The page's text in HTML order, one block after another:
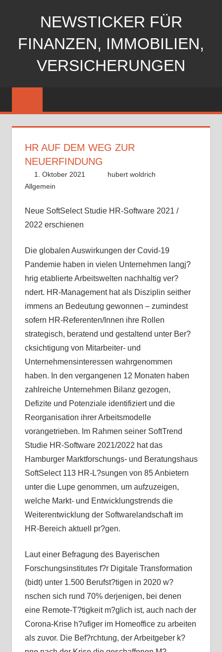
NEWSTICKER FÜR
FINANZEN, IMMOBILIEN,
VERSICHERUNGEN
HR AUF DEM WEG ZUR
NEUERFINDUNG
1. Oktober 2021
hubert woldrich
Allgemein
Neue SoftSelect Studie HR-Software 2021 /
2022 erschienen
Die globalen Auswirkungen der Covid-19
Pandemie haben in vielen Unternehmen langj?
hrig etablierte Arbeitswelten nachhaltig ver?
ndert. HR-Management hat als Disziplin seither
immens an Bedeutung gewonnen – zumindest
sofern HR-Referenten/Innen ihre Rollen
strategisch, beratend und gestaltend unter Ber?
cksichtigung von Mitarbeiter- und
Unternehmensinteressen wahrgenommen
haben. In den vergangenen 12 Monaten haben
zahlreiche Unternehmen Bilanz gezogen,
Defizite und Potenziale identifiziert und die
Reorganisation ihrer Arbeitsmodelle
vorangetrieben. Im Rahmen seiner SoftTrend
Studie HR-Software 2021/2022 hat das
Hamburger Marktforschungs- und Beratungshaus
SoftSelect 113 HR-L?sungen von 85 Anbietern
unter die Lupe genommen, um aufzuzeigen,
welche Markt- und Entwicklungstrends die
Weiterentwicklung der Softwarelandschaft im
HR-Bereich aktuell pr?gen.
Laut einer Befragung des Bayerischen
Forschungsinstitutes f?r Digitale Transformation
(bidt) unter 1.500 Berufst?tigen in 2020 w?
nschen sich rund 70% derjenigen, bei denen
eine Remote-T?tigkeit m?glich ist, auch nach der
Corona-Krise h?ufiger im Homeoffice zu arbeiten
als zuvor. Die Bef?rchtung, der Arbeitgeber k?